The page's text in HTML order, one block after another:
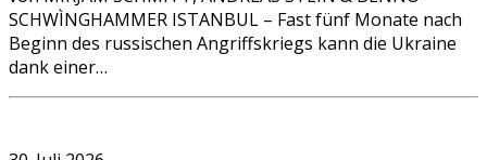
SCHWÌNGHAMMER ISTANBUL – Fast fünf Monate nach
Beginn des russischen Angriffskriegs kann die Ukraine
dank einer…